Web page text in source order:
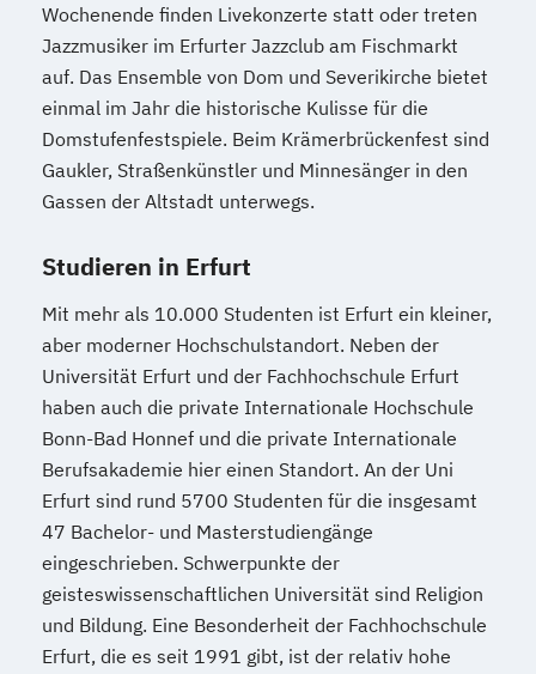
Wochenende finden Livekonzerte statt oder treten
Jazzmusiker im Erfurter Jazzclub am Fischmarkt
auf. Das Ensemble von Dom und Severikirche bietet
einmal im Jahr die historische Kulisse für die
Domstufenfestspiele. Beim Krämerbrückenfest sind
Gaukler, Straßenkünstler und Minnesänger in den
Gassen der Altstadt unterwegs.
Studieren in Erfurt
Mit mehr als 10.000 Studenten ist Erfurt ein kleiner,
aber moderner Hochschulstandort. Neben der
Universität Erfurt und der Fachhochschule Erfurt
haben auch die private Internationale Hochschule
Bonn-Bad Honnef und die private Internationale
Berufsakademie hier einen Standort. An der Uni
Erfurt sind rund 5700 Studenten für die insgesamt
47 Bachelor- und Masterstudiengänge
eingeschrieben. Schwerpunkte der
geisteswissenschaftlichen Universität sind Religion
und Bildung. Eine Besonderheit der Fachhochschule
Erfurt, die es seit 1991 gibt, ist der relativ hohe